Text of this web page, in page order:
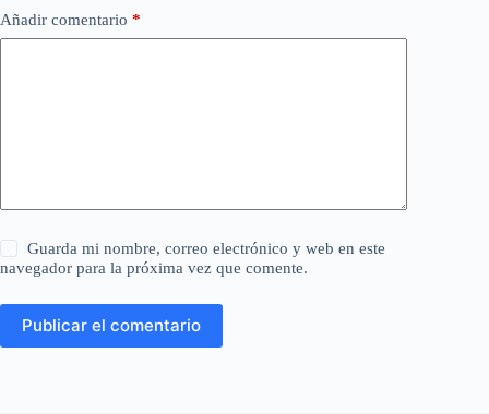
Añadir comentario *
Guarda mi nombre, correo electrónico y web en este
navegador para la próxima vez que comente.
Publicar el comentario